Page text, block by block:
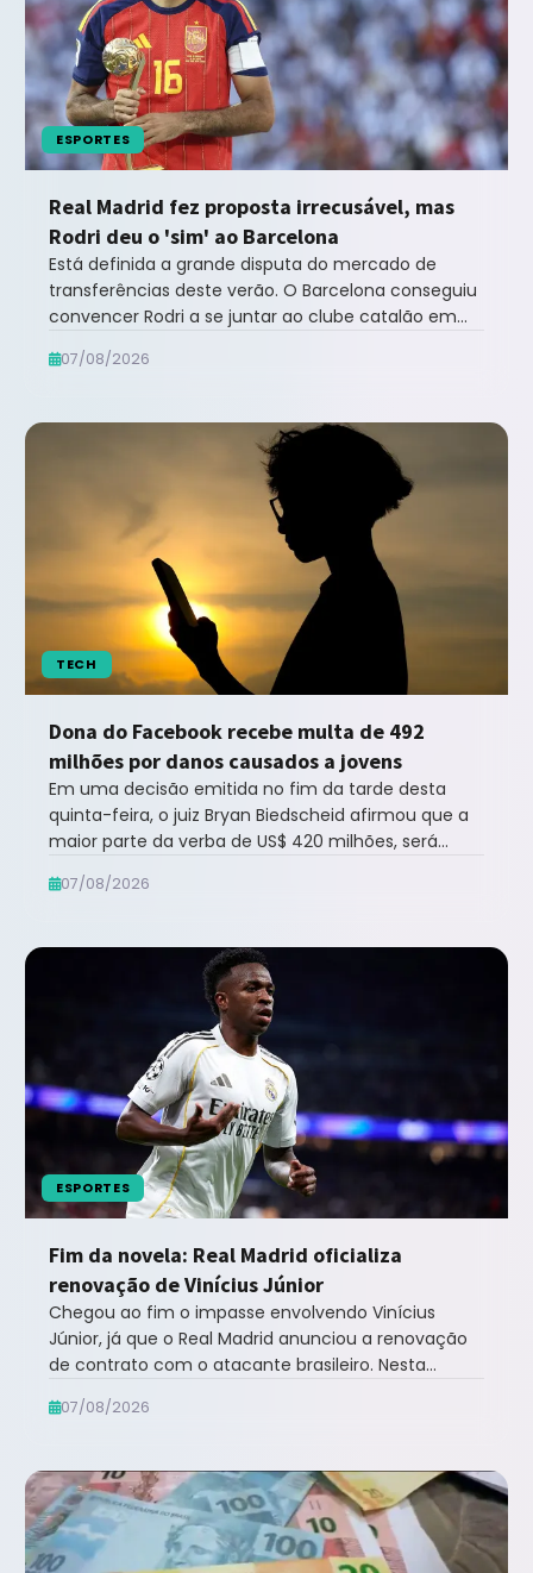
ESPORTES
Real Madrid fez proposta irrecusável, mas
Rodri deu o 'sim' ao Barcelona
Está definida a grande disputa do mercado de
transferências deste verão. O Barcelona conseguiu
convencer Rodri a se juntar ao clube catalão em
07/08/2026
TECH
Dona do Facebook recebe multa de 492
milhões por danos causados a jovens
Em uma decisão emitida no fim da tarde desta
quinta-feira, o juiz Bryan Biedscheid afirmou que a
maior parte da verba de US$ 420 milhões, será
07/08/2026
ESPORTES
Fim da novela: Real Madrid oficializa
renovação de Vinícius Júnior
Chegou ao fim o impasse envolvendo Vinícius
Júnior, já que o Real Madrid anunciou a renovação
de contrato com o atacante brasileiro. Nesta
07/08/2026